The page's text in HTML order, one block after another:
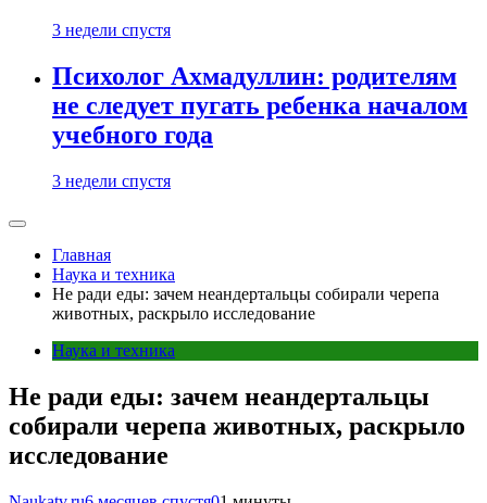
3 недели спустя
Психолог Ахмадуллин: родителям
не следует пугать ребенка началом
учебного года
3 недели спустя
Главная
Наука и техника
Не ради еды: зачем неандертальцы собирали черепа
животных, раскрыло исследование
Наука и техника
Не ради еды: зачем неандертальцы
собирали черепа животных, раскрыло
исследование